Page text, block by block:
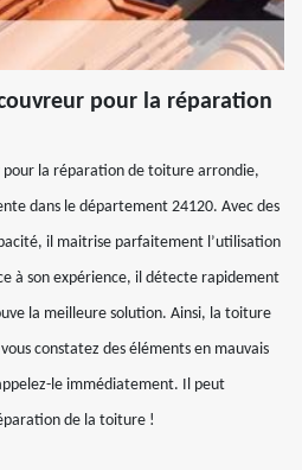
pour la réparation
pour la réparation de toiture arrondie,
dans le département 24120. Avec des
il maitrise parfaitement l’utilisation
à son expérience, il détecte rapidement
la meilleure solution. Ainsi, la toiture
constatez des éléments en mauvais
le immédiatement. Il peut
de la toiture !